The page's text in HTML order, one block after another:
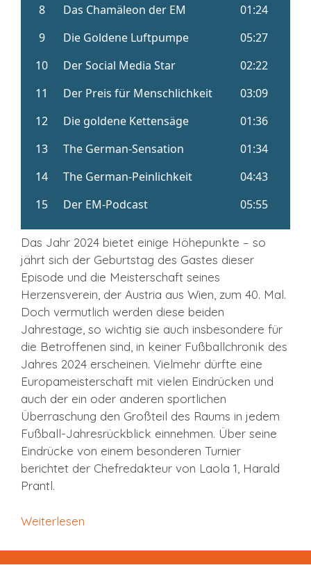
Das Jahr 2024 bietet einige Höhepunkte – so
jährt sich der Geburtstag des Gastes dieser
Episode und die Meisterschaft seines
Herzensverein, der Austria aus Wien, zum 40. Mal.
Doch vermutlich werden diese beiden
Jahrestage, so wichtig sie auch insbesondere für
die Betroffenen sind, in keiner Fußballchronik des
Jahres 2024 erscheinen. Vielmehr dürfte eine
Europameisterschaft mit vielen Eindrücken und
auch der ein oder anderen sportlichen
Überraschung den Großteil des Raums in jedem
Fußball-Jahresrückblick einnehmen. Über seine
Eindrücke von einem besonderen Turnier
berichtet der Chefredakteur von Laola 1, Harald
Prantl.
Weiterlesen